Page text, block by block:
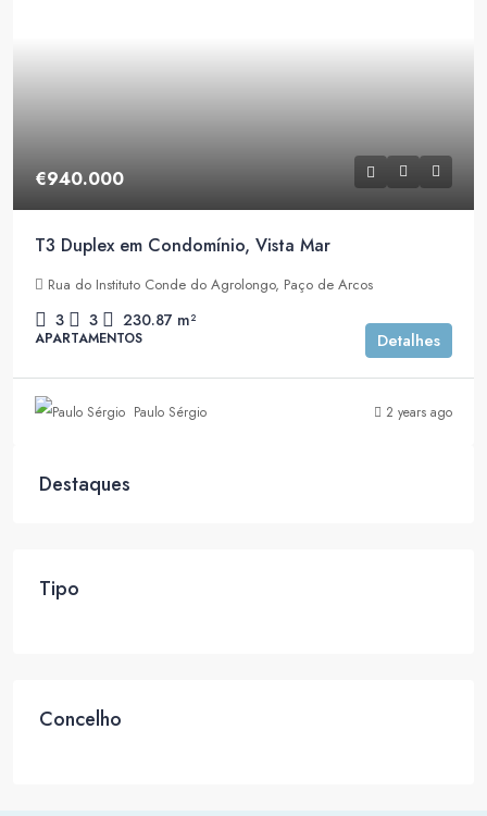
€940.000
T3 Duplex em Condomínio, Vista Mar
Rua do Instituto Conde do Agrolongo, Paço de Arcos
3 3 230.87 m²
APARTAMENTOS Detalhes
Paulo Sérgio 2 years ago
Destaques
Tipo
Concelho